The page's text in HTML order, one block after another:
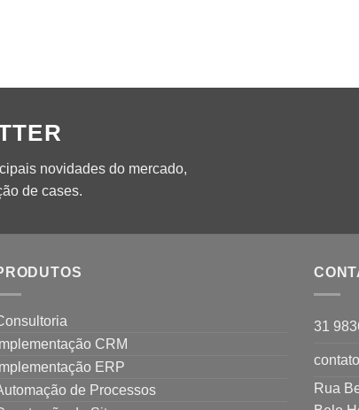
novidades do mercado,
de cases.
Implementação CRM
Implementação ERP
de Processos
31
Rua